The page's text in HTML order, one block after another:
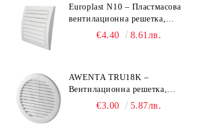
Europlast N10 – Пластмасова
вентилационна решетка,
153x148 mm
€4.40 8.61лв.
AWENTA TRU18K –
Вентилационна решетка,
Ø150 mm, ABS пластмаса
€3.00 5.87лв.